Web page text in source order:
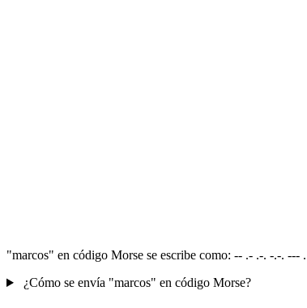
"marcos" en código Morse se escribe como: -- .- .-. -.-. ---
¿Cómo se envía "marcos" en código Morse?